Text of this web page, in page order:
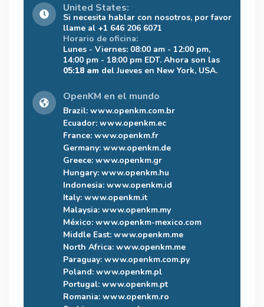
United States:
Si necesita hablar con nosotros, por favor
llame al +1 646 206 6071
Horario de oficina:
Lunes - Viernes: 08:00 am - 12:00 pm,
14:00 pm - 18:00 pm EDT. Ahora son las
05:18 am del Jueves en New York, USA.
OpenKM en el mundo
Brazil: www.openkm.com.br
Ecuador: www.openkm.ec
France: www.openkm.fr
Germany: www.openkm.de
Greece: www.openkm.gr
Hungary: www.openkm.hu
Indonesia: www.openkm.id
Italy: www.openkm.it
Malaysia: www.openkm.my
México: www.openkm-mexico.com
Middle East: www.openkm.me
North Africa: www.openkm.me
Paraguay: www.openkm.com.py
Poland: www.openkm.pl
Portugal: www.openkm.pt
Romania: www.openkm.ro